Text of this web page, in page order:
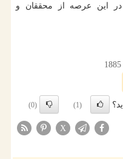
این عرصه از محققان و
1885
(1)
(0)
X